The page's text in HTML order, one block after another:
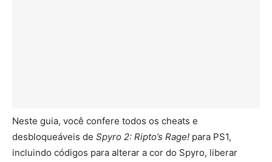
Neste guia, você confere todos os cheats e
desbloqueáveis de Spyro 2: Ripto’s Rage! para PS1,
incluindo códigos para alterar a cor do Spyro, liberar